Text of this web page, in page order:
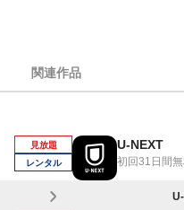
関連作品
見放題
レンタル
U-NEXT
初回31日間